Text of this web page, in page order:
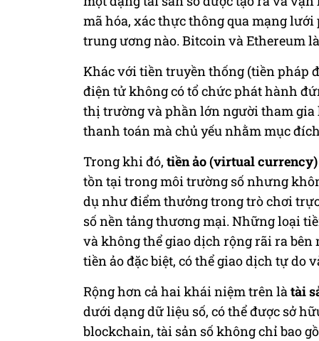
mã hóa, xác thực thông qua mạng
trung ương nào. Bitcoin và Ethereum
Khác với tiền truyền thống (tiền pháp
điện tử không có tổ chức phát hành
thị trường và phần lớn người tham
thanh toán mà chủ yếu nhằm mục
Trong khi đó, tiền ảo (virtual currency)
tồn tại trong môi trường số nhưng
dụ như điểm thưởng trong trò chơi
số nền tảng thương mại. Những loại
và không thể giao dịch rộng rãi ra
tiền ảo đặc biệt, có thể giao dịch tự do
Rộng hơn cả hai khái niệm trên làtài
dưới dạng dữ liệu số, có thể được sở
blockchain, tài sản số không chỉ bao